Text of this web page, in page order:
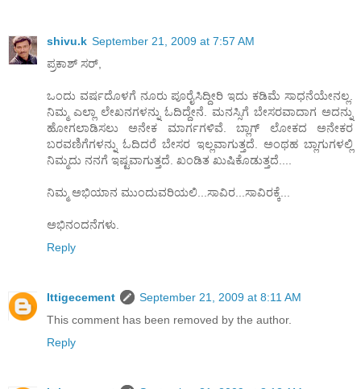
shivu.k September 21, 2009 at 7:57 AM
ಪ್ರಕಾಶ್ ಸರ್,
ಒಂದು ವರ್ಷದೊಳಗೆ ನೂರು ಪೂರೈಸಿದ್ದೀರಿ ಇದು ಕಡಿಮೆ ಸಾಧನೆಯೇನಲ್ಲ.
ನಿಮ್ಮ ಎಲ್ಲಾ ಲೇಖನಗಳನ್ನು ಓದಿದ್ದೇನೆ. ಮನಸ್ಸಿಗೆ ಬೇಸರವಾದಾಗ ಅದನ್ನು
ಹೋಗಲಾಡಿಸಲು ಅನೇಕ ಮಾರ್ಗಗಳಿವೆ. ಬ್ಲಾಗ್ ಲೋಕದ ಅನೇಕರ
ಬರವಣಿಗೆಗಳನ್ನು ಓದಿದರೆ ಬೇಸರ ಇಲ್ಲವಾಗುತ್ತದೆ. ಅಂಥಹ ಬ್ಲಾಗುಗಳಲ್ಲಿ
ನಿಮ್ಮದು ನನಗೆ ಇಷ್ಟವಾಗುತ್ತದೆ. ಖಂಡಿತ ಖುಷಿಕೊಡುತ್ತದೆ....
ನಿಮ್ಮ ಅಭಿಯಾನ ಮುಂದುವರಿಯಲಿ...ಸಾವಿರ...ಸಾವಿರಕ್ಕೆ...
ಅಭಿನಂದನೆಗಳು.
Reply
Ittigecement
September 21, 2009 at 8:11 AM
This comment has been removed by the author.
Reply